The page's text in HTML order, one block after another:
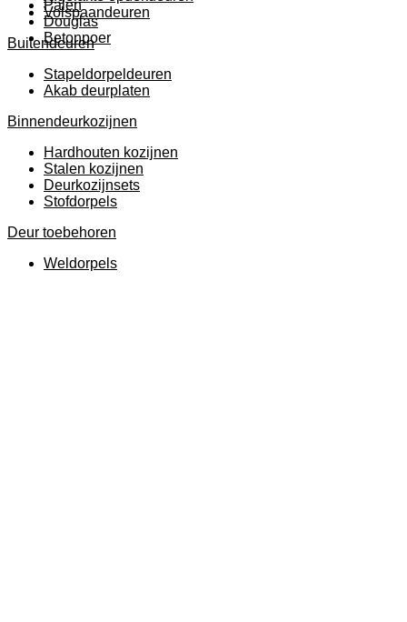
Palen
Douglas
Betonpoer
Volspaandeuren
Buitendeuren
Stapeldorpeldeuren
Akab deurplaten
Binnendeurkozijnen
Hardhouten kozijnen
Stalen kozijnen
Deurkozijnsets
Stofdorpels
Deur toebehoren
Weldorpels